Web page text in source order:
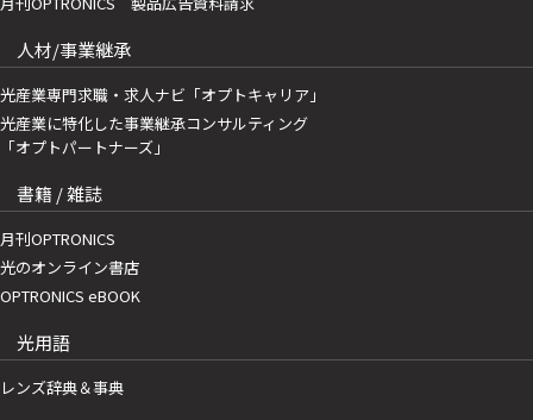
人材/事業継承
光産業専門求職・求人ナビ「オプトキャリア」
光産業に特化した事業継承コンサルティング
「オプトパートナーズ」
書籍 / 雑誌
月刊OPTRONICS
光のオンライン書店
OPTRONICS eBOOK
光用語
レンズ辞典＆事典